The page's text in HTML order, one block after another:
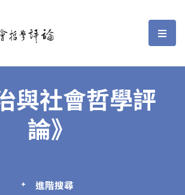
哲學評論 選
與社會哲學評
論》
進階搜尋